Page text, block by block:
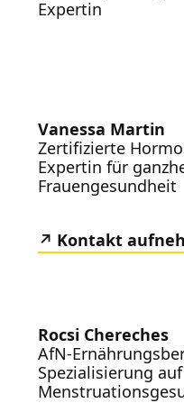
Expertin
Vanessa Martin
Zertifizierte
Expertin für
Frauengesundheit
Kontakt
Rocsi Chereches
AfN-
Spezialisierung auf